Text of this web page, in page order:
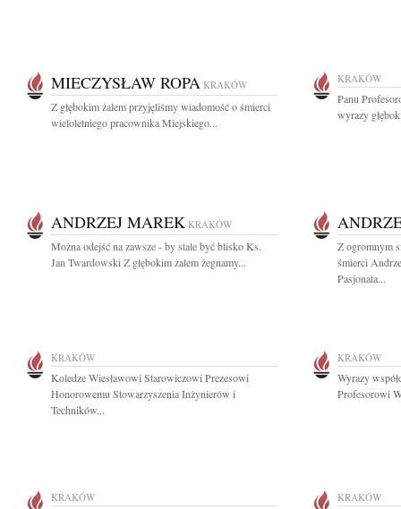
MIECZYSŁAW ROPA KRAKÓW
Z głębokim żalem przyjęliśmy wiadomość o śmierci
wieloletniego pracownika Miejskiego...
KRAKÓW
Panu
wyrazy
ANDRZEJ MAREK KRAKÓW
Można odejść na zawsze - by stale być blisko Ks.
Jan Twardowski Z głębokim żalem żegnamy...
Z ogromnym
śmierci
Pasjonata...
KRAKÓW
Koledze Wiesławowi Starowiczowi Prezesowi
Honorowemu Stowarzyszenia Inżynierów i
Techników...
KRAKÓW
Wyrazy
Profesorowi
KRAKÓW KRAKÓW